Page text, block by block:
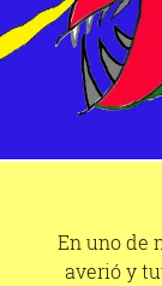
En uno de
averió y